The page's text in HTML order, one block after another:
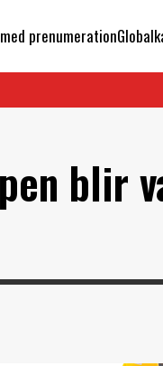
prenumeration
blir